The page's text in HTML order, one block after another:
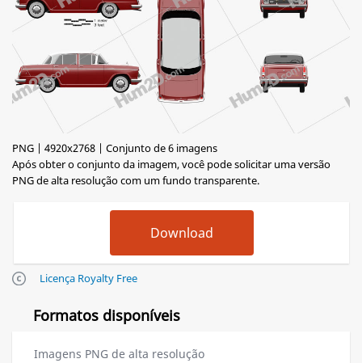
PNG | 4920x2768 | Conjunto de 6 imagens
Após obter o conjunto da imagem, você pode solicitar uma versão
PNG de alta resolução com um fundo transparente.
Licença Royalty Free
Formatos disponíveis
Imagens PNG de alta resolução